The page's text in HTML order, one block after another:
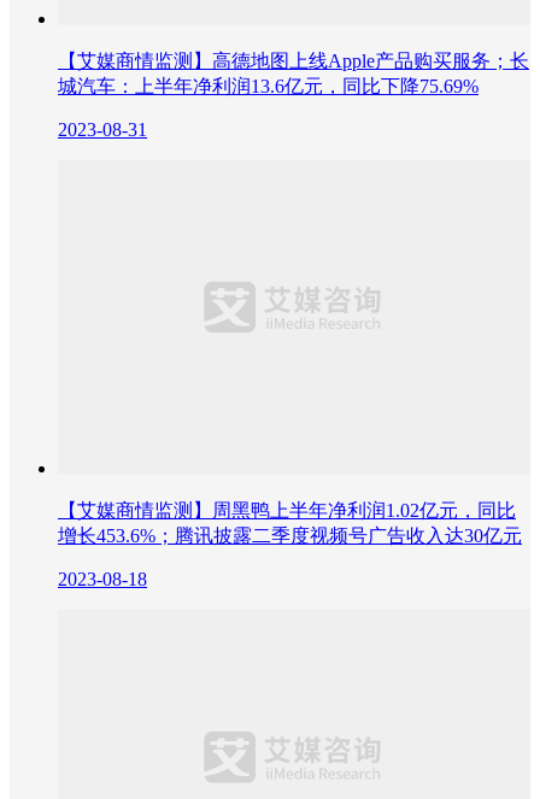
【艾媒商情监测】高德地图上线Apple产品购买服务；长
城汽车：上半年净利润13.6亿元，同比下降75.69%
2023-08-31
【艾媒商情监测】周黑鸭上半年净利润1.02亿元，同比
增长453.6%；腾讯披露二季度视频号广告收入达30亿元
2023-08-18